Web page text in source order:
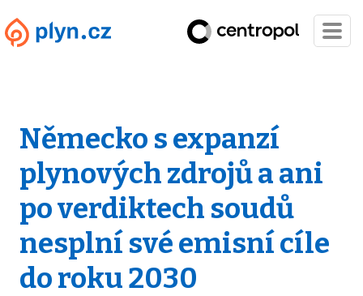
Německo s expanzí
plynových zdrojů a ani
po verdiktech soudů
nesplní své emisní cíle
do roku 2030